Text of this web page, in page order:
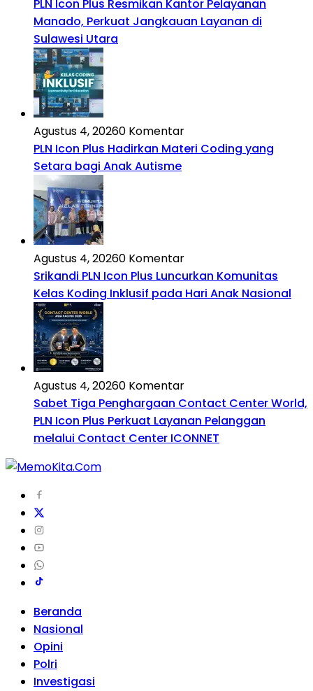
PLN Icon Plus Resmikan Kantor Pelayanan
Manado, Perkuat Jangkauan Layanan di
Sulawesi Utara
Agustus 4, 20260 Komentar
PLN Icon Plus Hadirkan Materi Coding yang
Setara bagi Anak Autisme
Agustus 4, 20260 Komentar
Srikandi PLN Icon Plus Luncurkan Komunitas
Kelas Koding Inklusif pada Hari Anak Nasional
Agustus 4, 20260 Komentar
Sabet Tiga Penghargaan Contact Center World,
PLN Icon Plus Perkuat Layanan Pelanggan
melalui Contact Center ICONNET
Beranda
Nasional
Opini
Polri
Investigasi